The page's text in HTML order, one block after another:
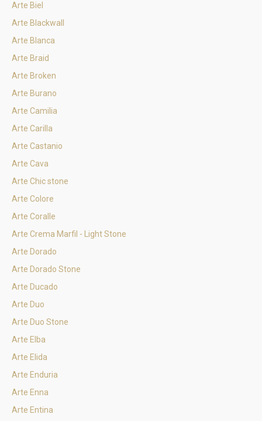
Arte Biel
Arte Blackwall
Arte Blanca
Arte Braid
Arte Broken
Arte Burano
Arte Camilia
Arte Carilla
Arte Castanio
Arte Cava
Arte Chic stone
Arte Colore
Arte Coralle
Arte Crema Marfil - Light Stone
Arte Dorado
Arte Dorado Stone
Arte Ducado
Arte Duo
Arte Duo Stone
Arte Elba
Arte Elida
Arte Enduria
Arte Enna
Arte Entina